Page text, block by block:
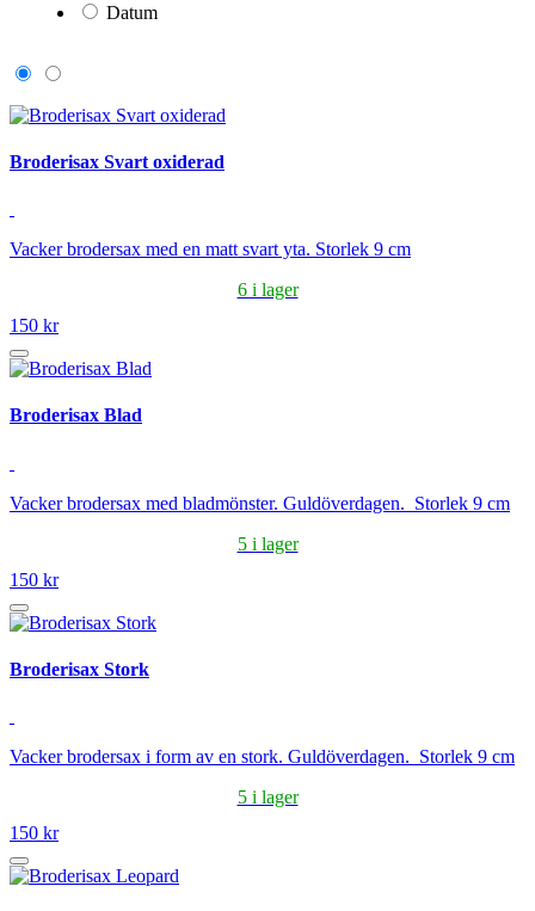
Datum
Broderisax Svart oxiderad
Vacker brodersax med en matt svart yta. Storlek 9 cm
6 i lager
150 kr
Broderisax Blad
Vacker brodersax med bladmönster. Guldöverdagen. Storlek 9 cm
5 i lager
150 kr
Broderisax Stork
Vacker brodersax i form av en stork. Guldöverdagen. Storlek 9 cm
5 i lager
150 kr